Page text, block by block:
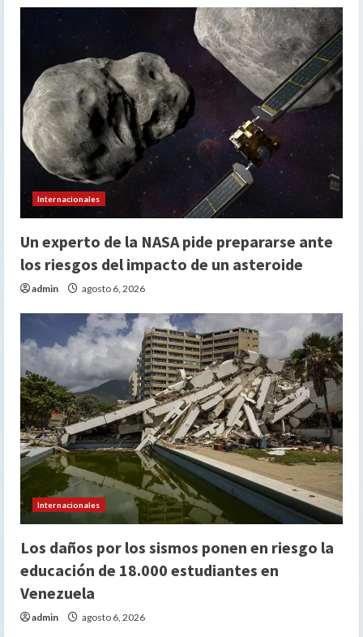
y
n
d
o
Internacionales
Un experto de la NASA pide prepararse ante
los riesgos del impacto de un asteroide
admin agosto 6, 2026
Internacionales
Los daños por los sismos ponen en riesgo la
educación de 18.000 estudiantes en
Venezuela
admin agosto 6, 2026